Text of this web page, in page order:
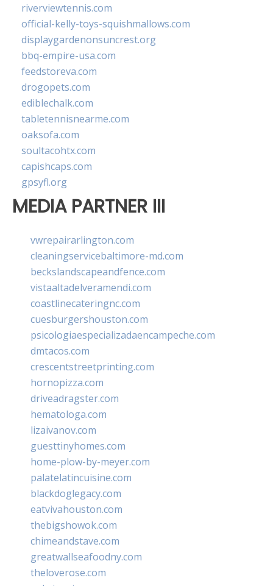
riverviewtennis.com
official-kelly-toys-squishmallows.com
displaygardenonsuncrest.org
bbq-empire-usa.com
feedstoreva.com
drogopets.com
ediblechalk.com
tabletennisnearme.com
oaksofa.com
soultacohtx.com
capishcaps.com
gpsyfl.org
MEDIA PARTNER III
vwrepairarlington.com
cleaningservicebaltimore-md.com
beckslandscapeandfence.com
vistaaltadelveramendi.com
coastlinecateringnc.com
cuesburgershouston.com
psicologiaespecializadaencampeche.com
dmtacos.com
crescentstreetprinting.com
hornopizza.com
driveadragster.com
hematologa.com
lizaivanov.com
guesttinyhomes.com
home-plow-by-meyer.com
palatelatincuisine.com
blackdoglegacy.com
eatvivahouston.com
thebigshowok.com
chimeandstave.com
greatwallseafoodny.com
theloverose.com